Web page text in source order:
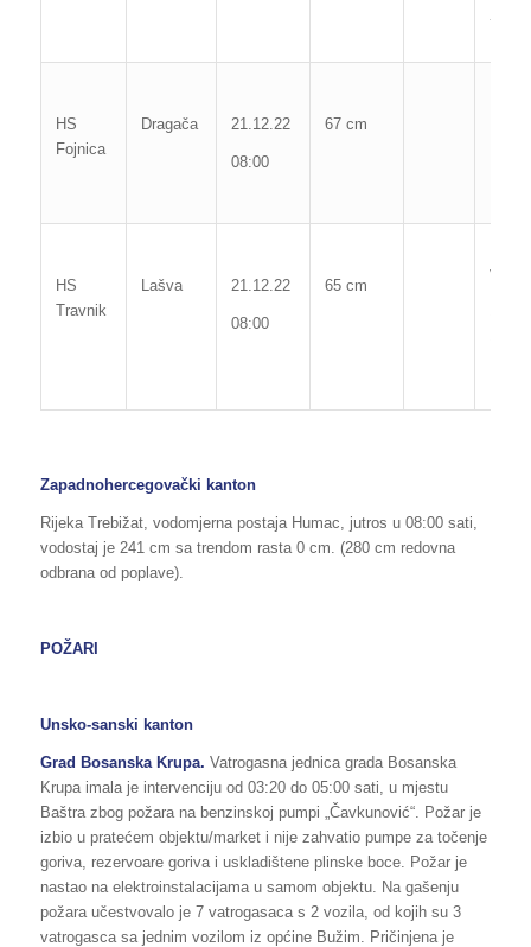
71 cm
HS
Fojnica
Dragača 21.12.22
08:00
67 cm
HS
Travnik
Lašva 21.12.22
08:00
65 cm
Zapadnohercegovački kanton
Rijeka Trebižat, vodomjerna postaja Humac, jutros u 08:00 sati,
vodostaj je 241 cm sa trendom rasta 0 cm. (280 cm redovna
odbrana od poplave).
POŽARI
Unsko-sanski kanton
Grad Bosanska Krupa. Vatrogasna jednica grada Bosanska
Krupa imala je intervenciju od 03:20 do 05:00 sati, u mjestu
Baštra zbog požara na benzinskoj pumpi „Čavkunović“. Požar je
izbio u pratećem objektu/market i nije zahvatio pumpe za točenje
goriva, rezervoare goriva i uskladištene plinske boce. Požar je
nastao na elektroinstalacijama u samom objektu. Na gašenju
požara učestvovalo je 7 vatrogasaca s 2 vozila, od kojih su 3
vatrogasca sa jednim vozilom iz općine Bužim. Pričinjena je